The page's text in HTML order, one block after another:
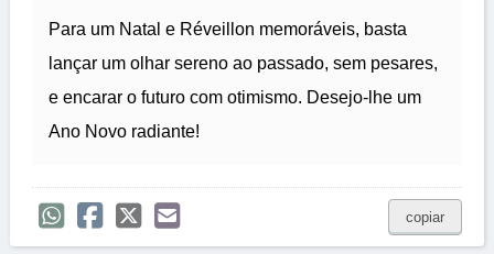
Para um Natal e Réveillon memoráveis, basta
lançar um olhar sereno ao passado, sem pesares,
e encarar o futuro com otimismo. Desejo-lhe um
Ano Novo radiante!
copiar